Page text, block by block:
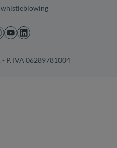
whistleblowing
- P. IVA 06289781004